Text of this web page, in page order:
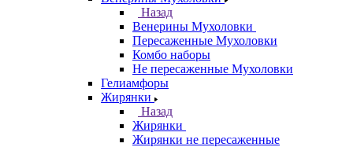
Назад
Венерины Мухоловки
Пересаженные Мухоловки
Комбо наборы
Не пересаженные Мухоловки
Гелиамфоры
Жирянки
Назад
Жирянки
Жирянки не пересаженные